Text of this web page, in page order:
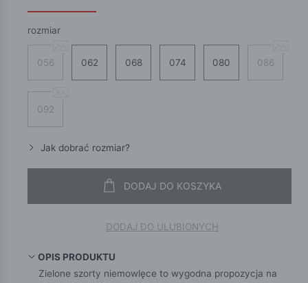
rozmiar
056 062 068 074 080 086
092
Jak dobrać rozmiar?
DODAJ DO KOSZYKA
DODAJ DO ULUBIONYCH
OPIS PRODUKTU
Zielone szorty niemowlęce to wygodna propozycja na